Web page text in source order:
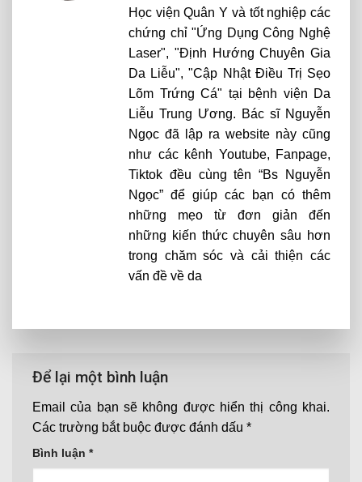
Học viện Quân Y và tốt nghiệp các
chứng chỉ "Ứng Dụng Công Nghệ
Laser", "Định Hướng Chuyên Gia
Da Liễu", "Cập Nhật Điều Trị Sẹo
Lõm Trứng Cá" tại bệnh viện Da
Liễu Trung Ương. Bác sĩ Nguyễn
Ngọc đã lập ra website này cũng
như các kênh Youtube, Fanpage,
Tiktok đều cùng tên “Bs Nguyễn
Ngọc” để giúp các bạn có thêm
những mẹo từ đơn giản đến
những kiến thức chuyên sâu hơn
trong chăm sóc và cải thiện các
vấn đề về da
Để lại một bình luận
Email của bạn sẽ không được hiển thị công khai.
Các trường bắt buộc được đánh dấu *
Bình luận *